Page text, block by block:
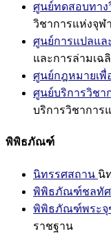
ศูนย์ทดสอบทาง
วิชาการแห่งจุฬ
ศูนย์การแปลแล
และการล่ามเฉ
ศูนย์กฎหมายเพื่
ศูนย์บริการวิชา
บริการวิชาการ
พิพิธภัณฑ์
นิทรรศสถาน นิ
พิพิธภัณฑ์ชลทั
พิพิธภัณฑ์พระจุ
ราชฐาน